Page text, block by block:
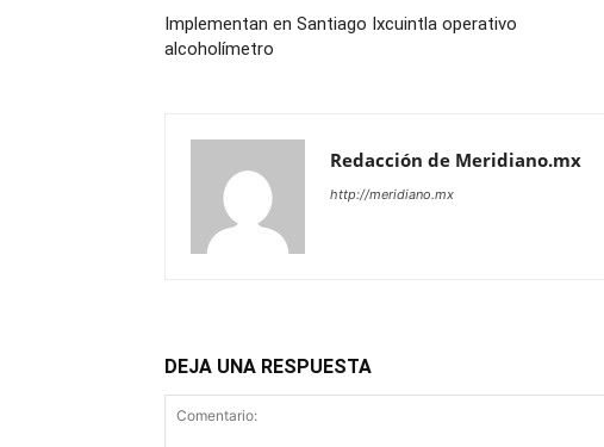
Implementan en Santiago Ixcuintla operativo
alcoholímetro
Redacción de Meridiano.mx
http://meridiano.mx
DEJA UNA RESPUESTA